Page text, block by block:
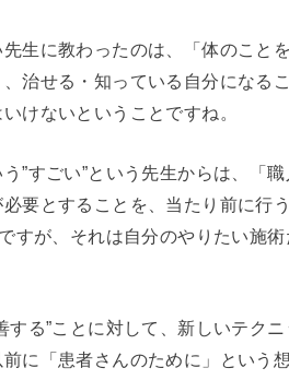
生に教わったのは、「体のこと
治せる・知っている自分になる
けないということですね。
”すごい”という先生からは、「
要とすることを、当たり前に行
すが、それは自分のやりたい施
する”ことに対して、新しいテク
に「患者さんのために」という